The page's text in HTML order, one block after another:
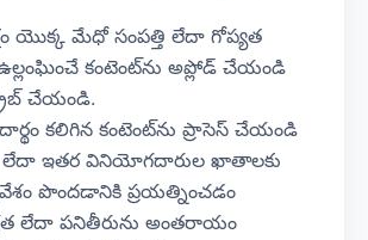
యొక్క మేధో సంపత్తి లేదా గోప్యత
కంటెంట్‌ను అప్లోడ్ చేయండి
చేయండి.
కలిగిన కంటెంట్‌ను ప్రాసెస్ చేయండి
లేదా ఇతర వినియోగదారుల ఖాతాలకు
పొందడానికి ప్రయత్నించడం
లేదా పనితీరును అంతరాయం